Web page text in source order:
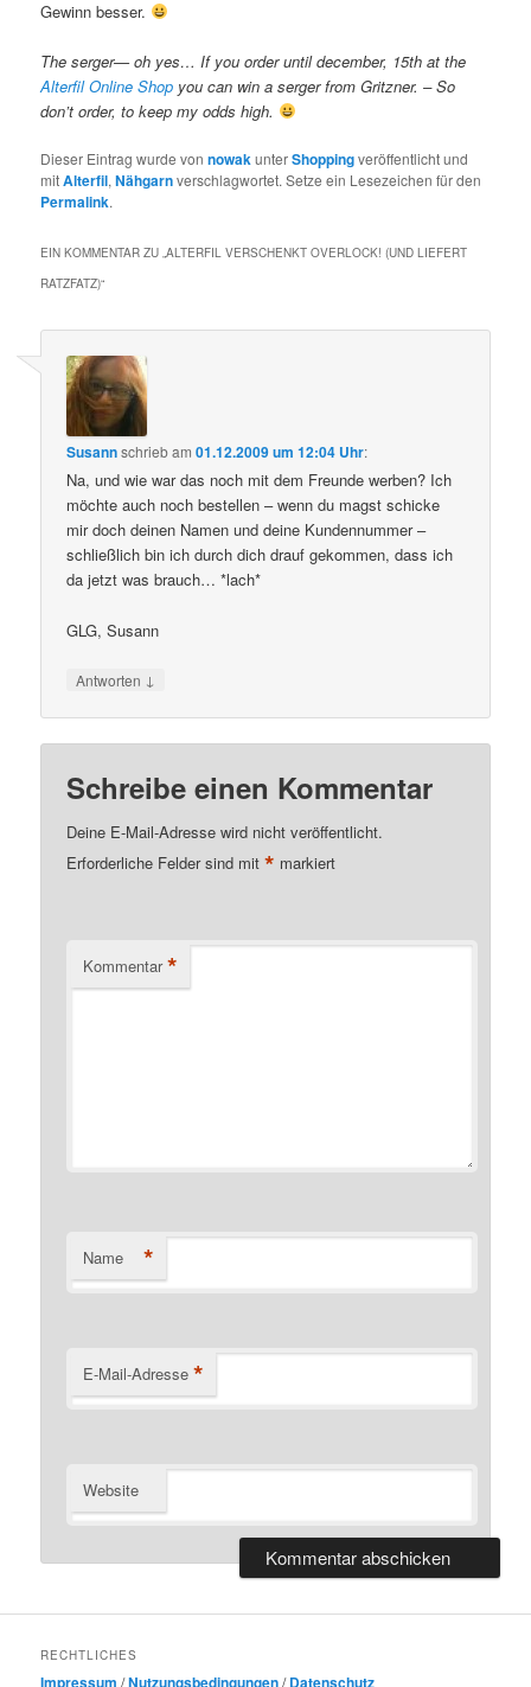
Gewinn besser.
The serger— oh yes… If you order until december, 15th at the
Alterfil Online Shop you can win a serger from Gritzner. – So
don’t order, to keep my odds high.
Dieser Eintrag wurde vonnowakunterShoppingveröffentlicht und
mitAlterfil,Nähgarnverschlagwortet. Setze ein Lesezeichen für den
Permalink.
EIN KOMMENTAR ZU „ALTERFIL VERSCHENKT OVERLOCK! (UND LIEFERT
RATZFATZ)“
Susannschriebam01.12.2009 um 12:04 Uhr:
Na, und wie war das noch mit dem Freunde werben? Ich
möchte auch noch bestellen – wenn du magst schicke
mir doch deinen Namen und deine Kundennummer –
schließlich bin ich durch dich drauf gekommen, dass ich
da jetzt was brauch… *lach*
GLG, Susann
Antworten ↓
Schreibe einen Kommentar
Deine E-Mail-Adresse wird nicht veröffentlicht.
Erforderliche Felder sind mit* markiert
Kommentar *
Name *
E-Mail-Adresse *
Website
RECHTLICHES
Impressum /Nutzungsbedingungen/Datenschutz